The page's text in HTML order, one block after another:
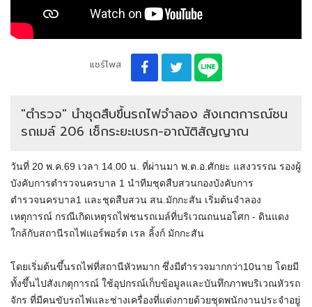
แชร์โพส
"ตำรวจ" นำชุดสืบขึ้นรถไฟจำลอง สังเกตการณ์ชน
รถเมล์ 206 เช็กระยะเบรก-อาณัติสัญญาณ
วันที่ 20 พ.ค.69 เวลา 14.00 น. ที่ผ่านมา พ.ต.อ.ศักยะ แสงวรรณ รองผู้
บังคับการตำรวจนครบาล 1 นำทีมชุดสืบสวนกองบังคับการ
ตำรวจนครบาล1 และชุดสืบสวน สน.มักกะสัน เริ่มต้นจำลอง
เหตุการณ์ กรณีเกิดเหตุรถไฟชนรถเมล์ที่บริเวณถนนอโศก - ดินแดง
ใกล้กับสถานีรถไฟแอร์พอร์ต เรล ลิ้งก์ มักกะสัน
โดยเริ่มต้นขึ้นรถไฟที่สถานีหัวหมาก ซึ่งมีตำรวจมากกว่า10นาย โดยมี
ทั้งขึ้นไปสังเกตุการณ์ ใช้อุปกรณ์เก็บข้อมูลและบันทึกภาพบริเวณหัวรถ
จักร ที่มีคนขับรถไฟและช่างเครื่องที่แต่งกายด้วยชุดพนักงานประจำอยู่